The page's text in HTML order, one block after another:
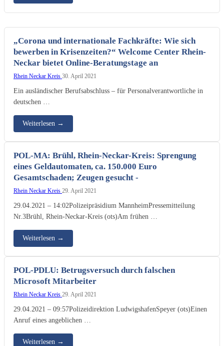
„Corona und internationale Fachkräfte: Wie sich
bewerben in Krisenzeiten?“ Welcome Center Rhein-
Neckar bietet Online-Beratungstage an
Rhein Neckar Kreis 30. April 2021
Ein ausländischer Berufsabschluss – für Personalverantwortliche in
deutschen …
Weiterlesen →
POL-MA: Brühl, Rhein-Neckar-Kreis: Sprengung
eines Geldautomaten, ca. 150.000 Euro
Gesamtschaden; Zeugen gesucht -
Rhein Neckar Kreis 29. April 2021
29.04.2021 – 14:02Polizeipräsidium MannheimPressemitteilung
Nr.3Brühl, Rhein-Neckar-Kreis (ots)Am frühen …
Weiterlesen →
POL-PDLU: Betrugsversuch durch falschen
Microsoft Mitarbeiter
Rhein Neckar Kreis 29. April 2021
29.04.2021 – 09:57Polizeidirektion LudwigshafenSpeyer (ots)Einen
Anruf eines angeblichen …
Weiterlesen →